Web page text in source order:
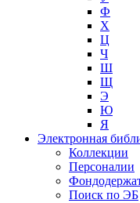
Ф
Х
Ц
Ч
Ш
Щ
Э
Ю
Я
Электронная
Коллекции
Персоналии
Поиск по ЭБ